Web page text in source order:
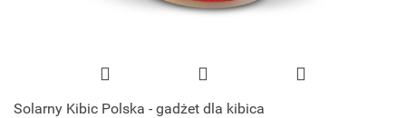
Solarny Kibic Polska - gadżet dla kibica